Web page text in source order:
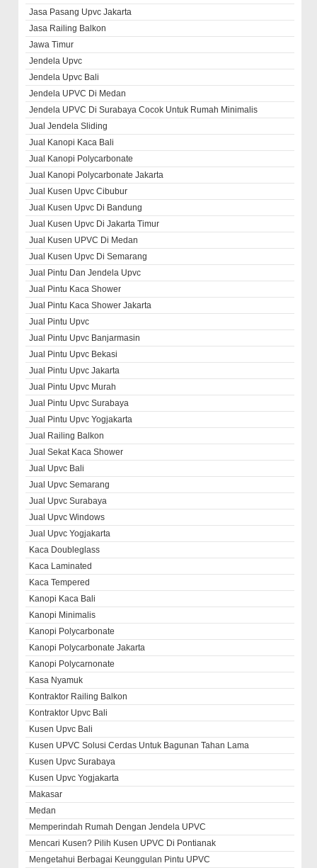
Jasa Pasang Upvc Jakarta
Jasa Railing Balkon
Jawa Timur
Jendela Upvc
Jendela Upvc Bali
Jendela UPVC Di Medan
Jendela UPVC Di Surabaya Cocok Untuk Rumah Minimalis
Jual Jendela Sliding
Jual Kanopi Kaca Bali
Jual Kanopi Polycarbonate
Jual Kanopi Polycarbonate Jakarta
Jual Kusen Upvc Cibubur
Jual Kusen Upvc Di Bandung
Jual Kusen Upvc Di Jakarta Timur
Jual Kusen UPVC Di Medan
Jual Kusen Upvc Di Semarang
Jual Pintu Dan Jendela Upvc
Jual Pintu Kaca Shower
Jual Pintu Kaca Shower Jakarta
Jual Pintu Upvc
Jual Pintu Upvc Banjarmasin
Jual Pintu Upvc Bekasi
Jual Pintu Upvc Jakarta
Jual Pintu Upvc Murah
Jual Pintu Upvc Surabaya
Jual Pintu Upvc Yogjakarta
Jual Railing Balkon
Jual Sekat Kaca Shower
Jual Upvc Bali
Jual Upvc Semarang
Jual Upvc Surabaya
Jual Upvc Windows
Jual Upvc Yogjakarta
Kaca Doubleglass
Kaca Laminated
Kaca Tempered
Kanopi Kaca Bali
Kanopi Minimalis
Kanopi Polycarbonate
Kanopi Polycarbonate Jakarta
Kanopi Polycarnonate
Kasa Nyamuk
Kontraktor Railing Balkon
Kontraktor Upvc Bali
Kusen Upvc Bali
Kusen UPVC Solusi Cerdas Untuk Bagunan Tahan Lama
Kusen Upvc Surabaya
Kusen Upvc Yogjakarta
Makasar
Medan
Memperindah Rumah Dengan Jendela UPVC
Mencari Kusen? Pilih Kusen UPVC Di Pontianak
Mengetahui Berbagai Keunggulan Pintu UPVC